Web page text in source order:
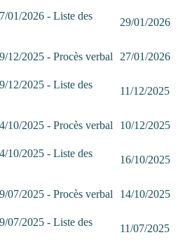
01/2026 - Liste des
29/01/2026
12/2025 - Procès verbal 27/01/2026
12/2025 - Liste des
11/12/2025
10/2025 - Procès verbal 10/12/2025
10/2025 - Liste des
16/10/2025
07/2025 - Procès verbal 14/10/2025
07/2025 - Liste des
11/07/2025